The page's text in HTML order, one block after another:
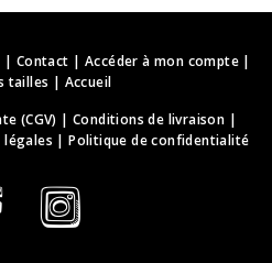
| Contact | Accéder à mon compte|
tailles | Accueil
(CGV) |Conditions de livraison |
légales |Politique de confidentialité